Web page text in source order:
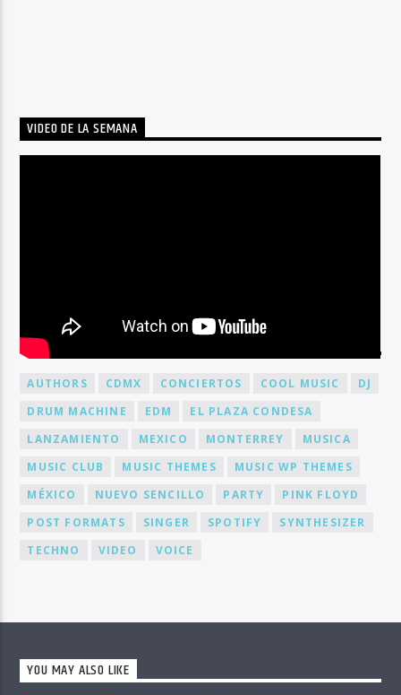
VIDEO DE LA SEMANA
BY TAG
AUTHORS CDMX CONCIERTOS COOL MUSIC
DJ
DRUM MACHINE
EDM
EL PLAZA CONDESA
LANZAMIENTO
MEXICO MONTERREY
MUSICA
MUSIC CLUB
MUSIC THEMES
MUSIC WP THEMES
MÉXICO
NUEVO SENCILLO PARTY
PINK FLOYD
POST FORMATS
SINGER SPOTIFY
SYNTHESIZER
TECHNO
VIDEO VOICE
YOU MAY ALSO LIKE